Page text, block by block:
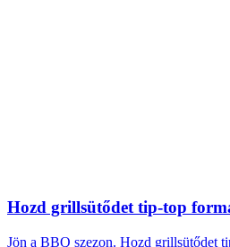
Hozd grillsütődet tip-top
Jön a BBQ szezon. Hozd grillsütődet